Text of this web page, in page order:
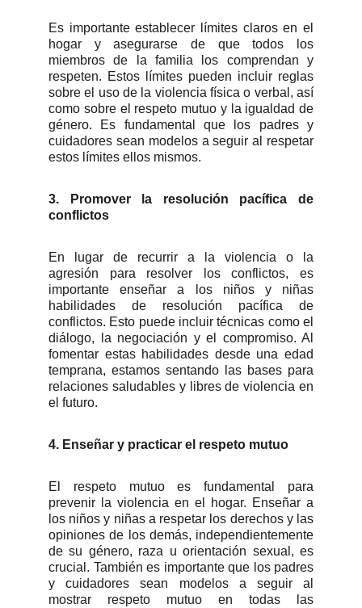
Es importante establecer límites claros en el
hogar y asegurarse de que todos los
miembros de la familia los comprendan y
respeten. Estos límites pueden incluir reglas
sobre el uso de la violencia física o verbal, así
como sobre el respeto mutuo y la igualdad de
género. Es fundamental que los padres y
cuidadores sean modelos a seguir al respetar
estos límites ellos mismos.
3. Promover la resolución pacífica de
conflictos
En lugar de recurrir a la violencia o la
agresión para resolver los conflictos, es
importante enseñar a los niños y niñas
habilidades de resolución pacífica de
conflictos. Esto puede incluir técnicas como el
diálogo, la negociación y el compromiso. Al
fomentar estas habilidades desde una edad
temprana, estamos sentando las bases para
relaciones saludables y libres de violencia en
el futuro.
4. Enseñar y practicar el respeto mutuo
El respeto mutuo es fundamental para
prevenir la violencia en el hogar. Enseñar a
los niños y niñas a respetar los derechos y las
opiniones de los demás, independientemente
de su género, raza u orientación sexual, es
crucial. También es importante que los padres
y cuidadores sean modelos a seguir al
mostrar respeto mutuo en todas las